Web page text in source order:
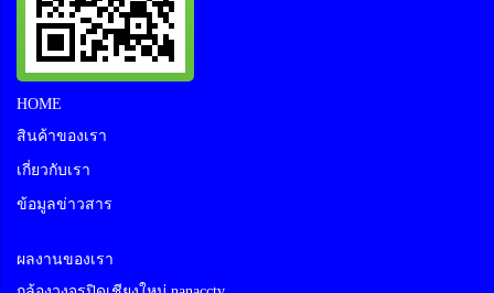
HOME
สินค้าของเรา
เกี่ยวกับเรา
ข้อมูลข่าวสาร
ผลงานของเรา